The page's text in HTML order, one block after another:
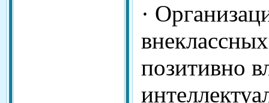
·
позитивно